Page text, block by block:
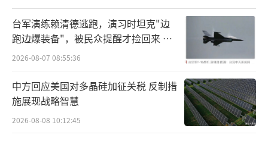
台军演练赖清德逃跑，演习时坦克"边
跑边爆装备"，被民众提醒才捡回来 演
习状况频出引发关注
2026-08-07 08:55:36
中方回应美国对多晶硅加征关税 反制措
施展现战略智慧
2026-08-08 10:12:45